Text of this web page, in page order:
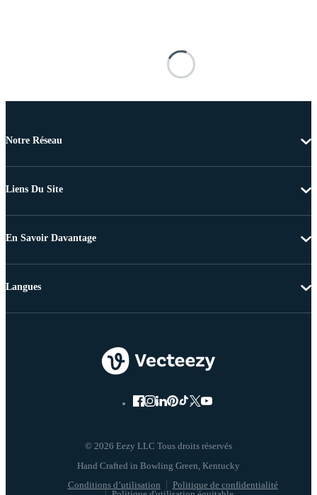
Notre Réseau
Liens Du Site
En Savoir Davantage
© 2026 Eezy LLC Tous droits réservés
Conditions d’utilisation
Politique de confidentialité
Langues